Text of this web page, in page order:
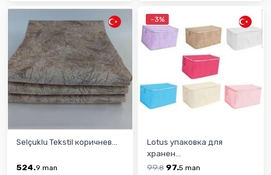
Selçuklu Tekstil коричнев...
524.9 man
-3%
Lotus упаковка для
хранен...
99.8 97.5 man